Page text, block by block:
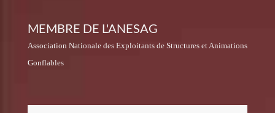
MEMBRE DE L'ANESAG
Association Nationale des Exploitants de Structures et Animations
Gonflables